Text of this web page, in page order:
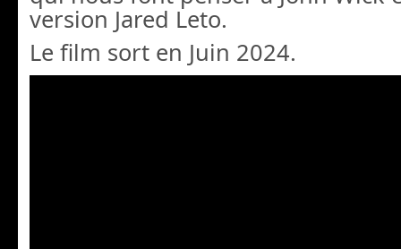
version Jared Leto.
Le film sort en Juin 2024.